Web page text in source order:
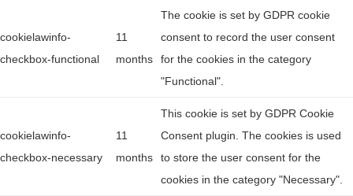
cookielawinfo-
checkbox-functional
11
months
The cookie is set by GDPR cookie
consent to record the user consent
for the cookies in the category
"Functional".
cookielawinfo-
checkbox-necessary
11
months
This cookie is set by GDPR Cookie
Consent plugin. The cookies is used
to store the user consent for the
cookies in the category "Necessary".